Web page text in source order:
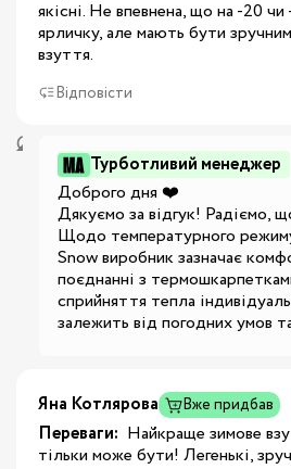
якісні. Не впевнена, що на -20 чи
ярличку, але мають бути
взуття.
Відповісти
Турботливий менеджер
Доброго дня ❤️
Дякуємо за відгук! Радіємо,
Щодо температурного
Snow виробник зазначає
поєднанні з
сприйняття тепла
залежить від погодних умов
Яна Котлярова Вже придбав
Переваги: Найкраще зимове
тільки може бути! Легенькі,